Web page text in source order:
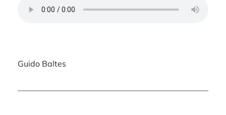
Guido Baltes